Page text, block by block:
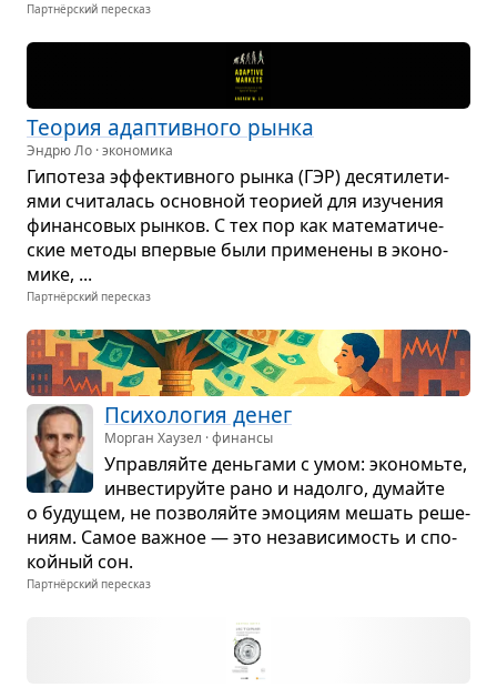
Партнёрский пересказ
Тео­рия адап­тив­ного рынка
Эндрю Ло · экономика
Гипо­теза эффек­тив­ного рынка (ГЭР) деся­ти­ле­ти­
ями счи­та­лась основ­ной тео­рией для изу­че­ния
финан­со­вых рын­ков. С тех пор как мате­ма­ти­че­
ские методы впер­вые были при­ме­нены в эко­но­
мике, ...
Партнёрский пересказ
Пси­хо­ло­гия денег
Морган Хаузел · финансы
Управ­ляйте день­гами с умом: эко­номьте,
инве­сти­руйте рано и надолго, думайте
о буду­щем, не поз­во­ляйте эмо­циям мешать реше­
ниям. Самое важ­ное — это неза­ви­си­мость и спо­
кой­ный сон.
Партнёрский пересказ